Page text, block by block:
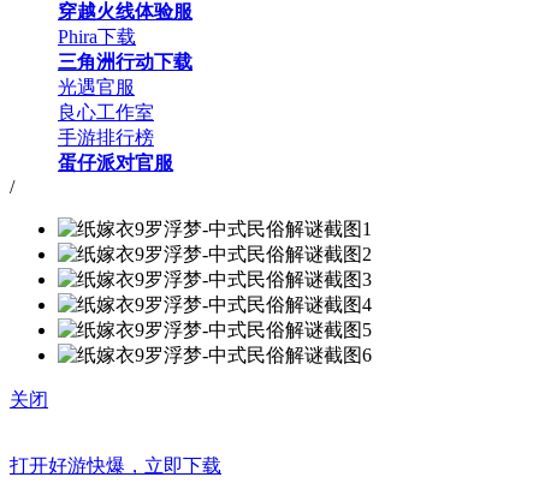
穿越火线体验服
Phira下载
三角洲行动下载
光遇官服
良心工作室
手游排行榜
蛋仔派对官服
/
关闭
打开好游快爆，立即下载